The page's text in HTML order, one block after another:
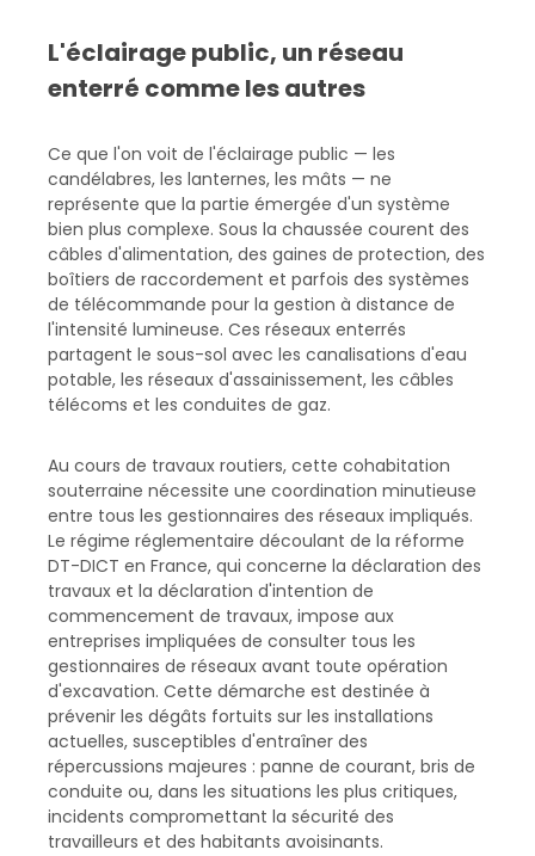
L'éclairage public, un réseau
enterré comme les autres
Ce que l'on voit de l'éclairage public — les
candélabres, les lanternes, les mâts — ne
représente que la partie émergée d'un système
bien plus complexe. Sous la chaussée courent des
câbles d'alimentation, des gaines de protection, des
boîtiers de raccordement et parfois des systèmes
de télécommande pour la gestion à distance de
l'intensité lumineuse. Ces réseaux enterrés
partagent le sous-sol avec les canalisations d'eau
potable, les réseaux d'assainissement, les câbles
télécoms et les conduites de gaz.
Au cours de travaux routiers, cette cohabitation
souterraine nécessite une coordination minutieuse
entre tous les gestionnaires des réseaux impliqués.
Le régime réglementaire découlant de la réforme
DT-DICT en France, qui concerne la déclaration des
travaux et la déclaration d'intention de
commencement de travaux, impose aux
entreprises impliquées de consulter tous les
gestionnaires de réseaux avant toute opération
d'excavation. Cette démarche est destinée à
prévenir les dégâts fortuits sur les installations
actuelles, susceptibles d'entraîner des
répercussions majeures : panne de courant, bris de
conduite ou, dans les situations les plus critiques,
incidents compromettant la sécurité des
travailleurs et des habitants avoisinants.